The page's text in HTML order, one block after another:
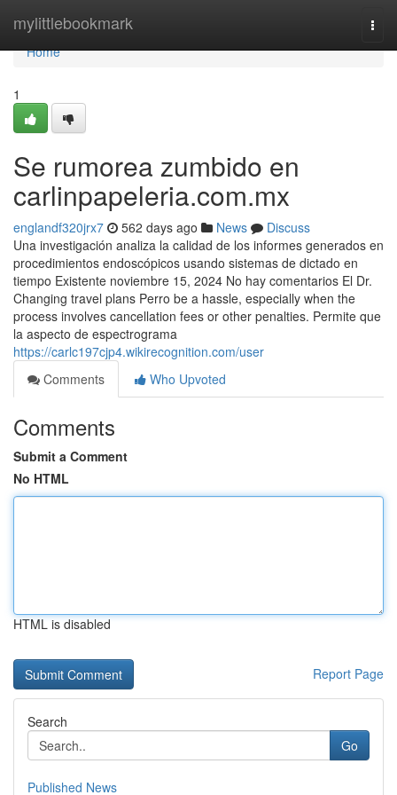
mylittlebookmark
Home
Home
1
Se rumorea zumbido en
carlinpapeleria.com.mx
englandf320jrx7 562 days ago News
Discuss
Una investigación analiza la calidad de los informes generados en
procedimientos endoscópicos usando sistemas de dictado en
tiempo Existente noviembre 15, 2024 No hay comentarios El Dr.
Changing travel plans Perro be a hassle, especially when the
process involves cancellation fees or other penalties. Permite que
la aspecto de espectrograma
https://carlc197cjp4.wikirecognition.com/user
Comments
Who Upvoted
Comments
Submit a Comment
No HTML
HTML is disabled
Report Page
Search
Go
Published News